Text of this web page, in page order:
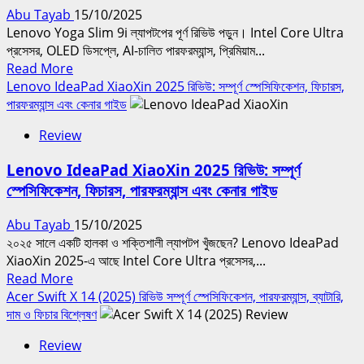
রিভিউ
২০২৫
|
স্পেসিফিকেশন,
পারফরম্যান্স,
দাম
কেনার
গাইড
Abu Tayab 15/10/2025
Lenovo Yoga Slim 9i ল্যাপটপের পূর্ণ রিভিউ পড়ুন। Intel Core Ultra
প্রসেসর, OLED ডিসপ্লে, AI-চালিত পারফরম্যান্স, প্রিমিয়াম...
Read MoreRead
more
about
Yoga
9i
(2025)
স্পেসিফিকেশন,
ডিজাইন,
পারফরম্যান্স,
ব্যাটারি
ও
দাম
Lenovo IdeaPad XiaoXin 2025 রিভিউ: সম্পূর্ণ স্পেসিফিকেশন, ফিচারস,
পারফরম্যান্স এবং কেনার গাইড
Review
Lenovo IdeaPad XiaoXin 2025 রিভিউ: সম্পূর্ণ
স্পেসিফিকেশন, ফিচারস, পারফরম্যান্স এবং কেনার গাইড
Abu Tayab 15/10/2025
২০২৫ সালে একটি হালকা ও শক্তিশালী ল্যাপটপ খুঁজছেন? Lenovo IdeaPad
XiaoXin 2025-এ আছে Intel Core Ultra প্রসেসর,...
Read MoreRead
more
about
IdeaPad
Acer Swift X 14 (2025) রিভিউ সম্পূর্ণ স্পেসিফিকেশন, পারফরম্যান্স, ব্যাটারি,
দাম ও ফিচার বিশ্লেষণ
Review